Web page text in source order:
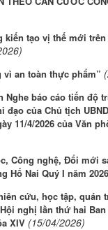
kiến tạo vị thế mới
vì an toàn thực phẩm”
Nghe báo cáo tiến độ
đạo của Chủ tịch
11/4/2026 của Văn
Công nghệ, Đổi mới
Hố Nai Quý I năm 2026
cứu, học tập, quán
nghị lần thứ hai Ban
XIV (15/04/2026)